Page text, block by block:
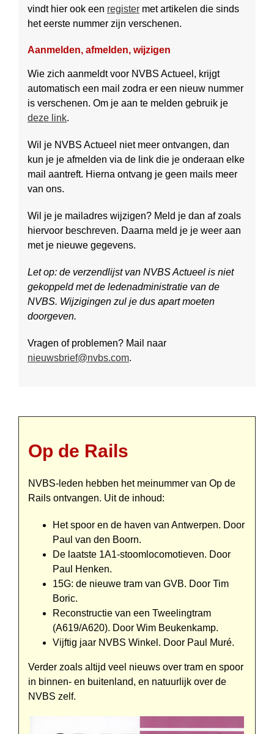
vindt hier ook een register met artikelen die sinds
het eerste nummer zijn verschenen.
Aanmelden, afmelden, wijzigen
Wie zich aanmeldt voor NVBS Actueel, krijgt
automatisch een mail zodra er een nieuw nummer
is verschenen. Om je aan te melden gebruik je
deze link.
Wil je NVBS Actueel niet meer ontvangen, dan
kun je je afmelden via de link die je onderaan elke
mail aantreft. Hierna ontvang je geen mails meer
van ons.
Wil je je mailadres wijzigen? Meld je dan af zoals
hiervoor beschreven. Daarna meld je je weer aan
met je nieuwe gegevens.
Let op: de verzendlijst van NVBS Actueel is niet
gekoppeld met de ledenadministratie van de
NVBS. Wijzigingen zul je dus apart moeten
doorgeven.
Vragen of problemen? Mail naar
nieuwsbrief@nvbs.com.
Op de Rails
NVBS-leden hebben het mei­nummer van Op de
Rails ont­vangen. Uit de inhoud:
Het spoor en de haven van Antwerpen. Door
Paul van den Boorn.
De laatste 1A1-stoom­loco­mo­tie­ven. Door
Paul Henken.
15G: de nieuwe tram van GVB. Door Tim
Boric.
Reconstructie van een Twee­ling­tram
(A619/A620). Door Wim Beukenkamp.
Vijftig jaar NVBS Winkel. Door Paul Muré.
Verder zoals altijd veel nieuws over tram en spoor
in binnen- en buiten­land, en natuurlijk over de
NVBS zelf.